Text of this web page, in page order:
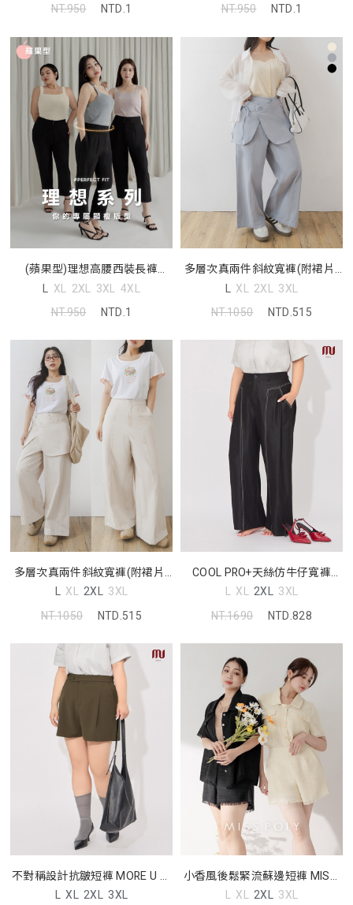
NT.950
NTD.1
NT.950
NTD.1
(蘋果型)理想高腰西裝長褲
MISS. 中大尺碼褲子
L XL 2XL 3XL 4XL
NT.950
NTD.1
多層次真兩件斜紋寬褲(附裙片)
中大尺碼褲子
L XL 2XL 3XL
NT.1050
NTD.515
多層次真兩件斜紋寬褲(附裙片)
中大尺碼褲子
L XL 2XL 3XL
NT.1050
NTD.515
COOL PRO+天絲仿牛仔寬褲
MORE U 中大尺碼褲子
L XL 2XL 3XL
NT.1690
NTD.828
不對稱設計抗皺短褲 MORE U 中
大尺碼褲子
L XL 2XL 3XL
小香風後鬆緊流蘇邊短褲 MISS.
中大尺碼褲子
L XL 2XL 3XL